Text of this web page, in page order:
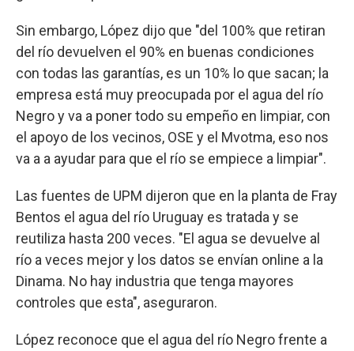
Sin embargo, López dijo que "del 100% que retiran
del río devuelven el 90% en buenas condiciones
con todas las garantías, es un 10% lo que sacan; la
empresa está muy preocupada por el agua del río
Negro y va a poner todo su empeño en limpiar, con
el apoyo de los vecinos, OSE y el Mvotma, eso nos
va a a ayudar para que el río se empiece a limpiar".
Las fuentes de UPM dijeron que en la planta de Fray
Bentos el agua del río Uruguay es tratada y se
reutiliza hasta 200 veces. "El agua se devuelve al
río a veces mejor y los datos se envían online a la
Dinama. No hay industria que tenga mayores
controles que esta", aseguraron.
López reconoce que el agua del río Negro frente a